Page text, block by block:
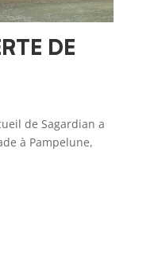
DE
de Sagardian a
à Pampelune,